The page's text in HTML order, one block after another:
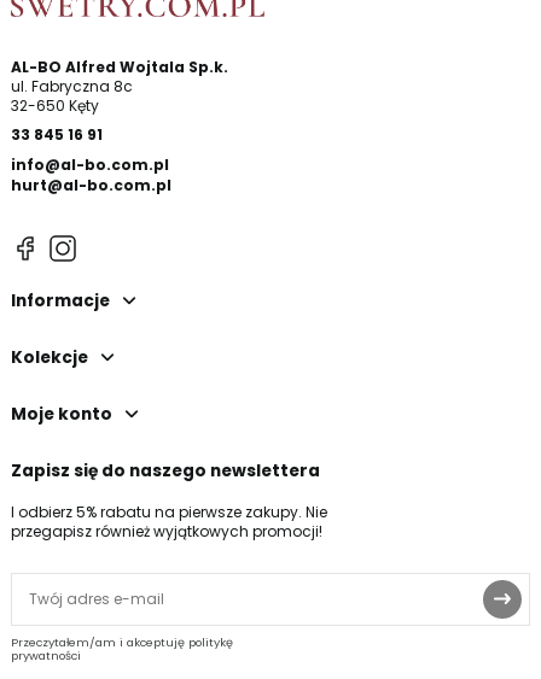
AL-BO Alfred Wojtala Sp.k.
ul. Fabryczna 8c
32-650 Kęty
33 845 16 91
info@al-bo.com.pl
hurt@al-bo.com.pl
Informacje
Kolekcje
Moje konto
Zapisz się do naszego newslettera
I odbierz 5% rabatu na pierwsze zakupy. Nie
przegapisz również wyjątkowych promocji!
Przeczytałem/am i akceptuję politykę
prywatności